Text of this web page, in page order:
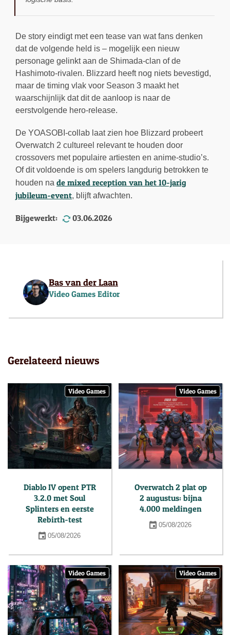
De story eindigt met een tease van wat fans denken
dat de volgende held is – mogelijk een nieuw
personage gelinkt aan de Shimada-clan of de
Hashimoto-rivalen. Blizzard heeft nog niets bevestigd,
maar de timing vlak voor Season 3 maakt het
waarschijnlijk dat dit de aanloop is naar de
eerstvolgende hero-release.
De YOASOBI-collab laat zien hoe Blizzard probeert
Overwatch 2 cultureel relevant te houden door
crossovers met populaire artiesten en anime-studio’s.
Of dit voldoende is om spelers langdurig betrokken te
houden na de mixed reception van het 10-jarig
jubileum-event, blijft afwachten.
Bijgewerkt: 03.06.2026
Bas van der Laan
Video Games Editor
Gerelateerd nieuws
Video Games
Diablo IV opent PTR
3.2.0 met Soul
Splinters en eerste
Rebirth-test
05/08/2026
Video Games
Overwatch 2 plat op
2 augustus: bijna
4.000 meldingen
05/08/2026
Video Games Video Games